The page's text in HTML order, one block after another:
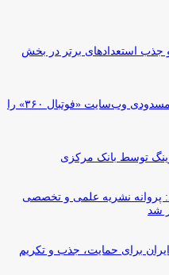
جذب استعدادهای برتر در بخش
پزشکیان دستور پیگیری ماجرای مسدودی وب‌سایت «فوتبال ۳۶۰» را
توسط بانک مرکزی
پروانه نشریه علمی و تخصصی
شد
برای حمایت، جذب و تکریم